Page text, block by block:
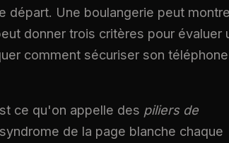
Une boulangerie peut
donner trois critères pour évaluer
comment sécuriser son téléphone
ce qu'on appelle des piliers de
de la page blanche chaque